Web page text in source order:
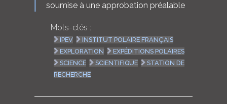
soumise à une approbation préalable
Mots-clés :
IPEV
INSTITUT POLAIRE FRANÇAIS
EXPLORATION
EXPÉDITIONS POLAIRES
SCIENCE
SCIENTIFIQUE
STATION DE
RECHERCHE